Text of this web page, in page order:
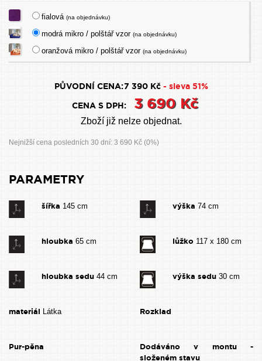
fialová(na objednávku)
modrá mikro / polštář vzor(na objednávku)
oranžová mikro / polštář vzor(na objednávku)
PŮVODNÍ CENA:7 390 Kč - sleva 51%
CENA S DPH:
3 690 Kč
Zboží již nelze objednat.
Nejnižší cena posledních 30 dní: 3 690 Kč (0%)
PARAMETRY
šířka 145 cm výška 74 cm
hloubka 65 cm lůžko 117 x 180 cm
hloubka sedu 44 cm výška sedu 30 cm
materiál Látka Rozklad
Pur-pěna
Dodáváno v montu -
složeném stavu